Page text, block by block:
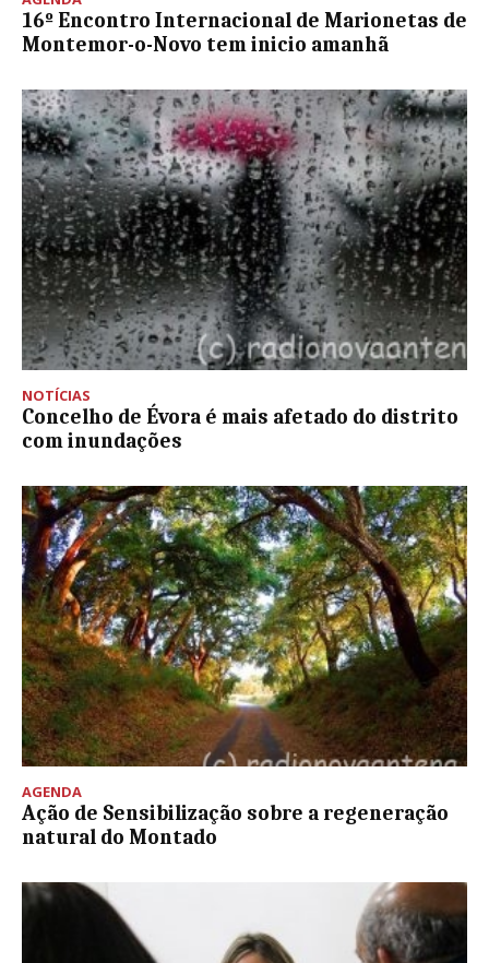
16º Encontro Internacional de Marionetas de
Montemor-o-Novo tem inicio amanhã
NOTÍCIAS
Concelho de Évora é mais afetado do distrito
com inundações
AGENDA
Ação de Sensibilização sobre a regeneração
natural do Montado